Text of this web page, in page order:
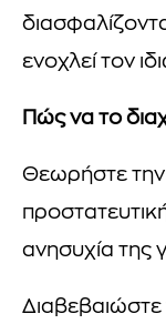
ενοχλεί τον
Πώς να το
Θεωρήστε την
ανησυχία της
Διαβεβαιώστε